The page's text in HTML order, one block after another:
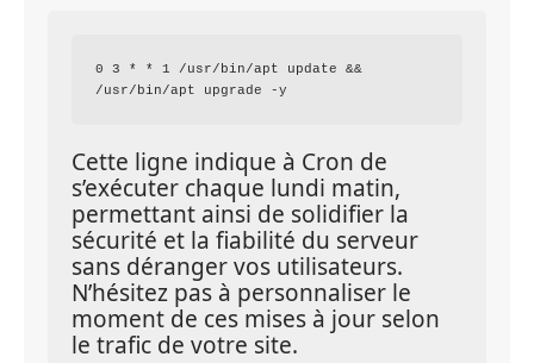
0 3 * * 1 /usr/bin/apt update &&
Cette ligne indique à Cron de
s’exécuter chaque lundi matin,
permettant ainsi de solidifier la
sécurité et la fiabilité du serveur
sans déranger vos utilisateurs.
N’hésitez pas à personnaliser le
moment de ces mises à jour selon
le trafic de votre site.